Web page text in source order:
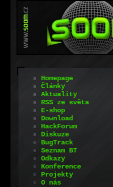
Homepage
Články
Aktuality
RSS ze světa
E-shop
Download
HackForum
Diskuze
BugTrack
Seznam BT
Odkazy
Konference
Projekty
O nás